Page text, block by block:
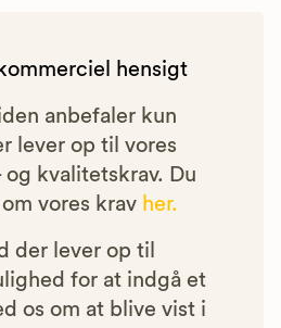
hensigt
anbefaler kun
lever op til vores
kvalitetskrav. Du
vores krav her.
der lever op til
for at indgå et
os om at blive vist i